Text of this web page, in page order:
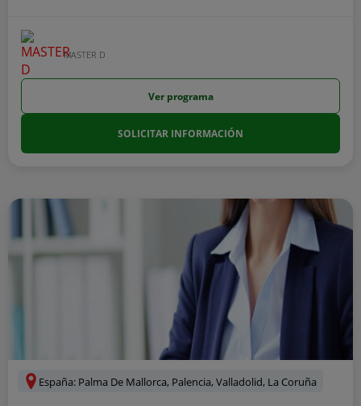
MASTER D
Ver programa
SOLICITAR INFORMACIÓN
España: Palma De Mallorca, Palencia, Valladolid, La Coruña